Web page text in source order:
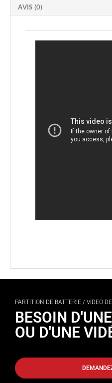
AVIS (0)
PARTITION DE BATTERIE / VIDEO
BESOIN
OU D'UNE